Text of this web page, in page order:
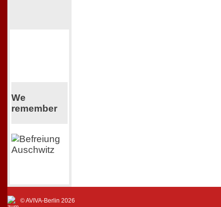
We
remember
© AVIVA-Berlin 2026